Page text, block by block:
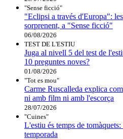
"Sense ficció"
"Eclipsi a través d'Europa":
sorprenent, a "Sense ficció"
06/08/2026
TEST DE L'ESTIU
Juga al nivell 5 del test de
10 preguntes noves?
01/08/2026
"Tot es mou"
Carme Ruscalleda explica
ni amb film ni amb l'escorça
28/07/2026
"Cuines"
L'estiu és temps de
temporada